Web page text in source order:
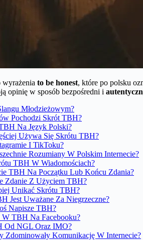
to be honest, które po polsku
opinię w sposób bezpośredni i
Młodzieżowym?
Pochodzi Skrót TBH?
Na Język Polski?
Używa Się Skrótu TBH?
I TikToku?
Rozumiany W Polskim Internecie?
TBH W Wiadomościach?
TBH Na Początku Lub Końcu Zdania?
Zdanie Z Użyciem TBH?
Unikać Skrótu TBH?
Jest Uważane Za Niegrzeczne?
Napisze TBH?
W TBH Na Facebooku?
Od NGL Oraz IMO?
Zdominowały Komunikację W Internecie?